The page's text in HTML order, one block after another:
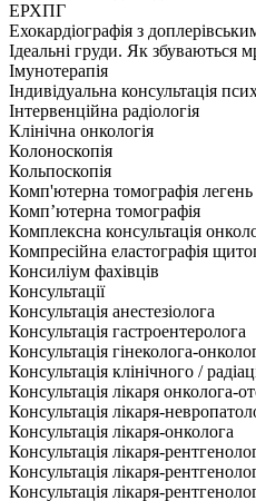
ЕРХПГ
Ехокардіографія з
Ідеальні груди. Як збуваються
Імунотерапія
Індивідуальна консультація
Інтервенційна радіологія
Клінічна онкологія
Колоноскопія
Кольпоскопія
Комп'ютерна томографія легень
Комп’ютерна томографія
Комплексна консультація
Компресійна еластографія
Консиліум фахівців
Консультації
Консультація анестезіолога
Консультація гастроентеролога
Консультація гінеколога-
Консультація клінічного /
Консультація лікаря онколога-
Консультація лікаря-
Консультація лікаря-онколога
Консультація лікаря-
Консультація лікаря-
Консультація лікаря-